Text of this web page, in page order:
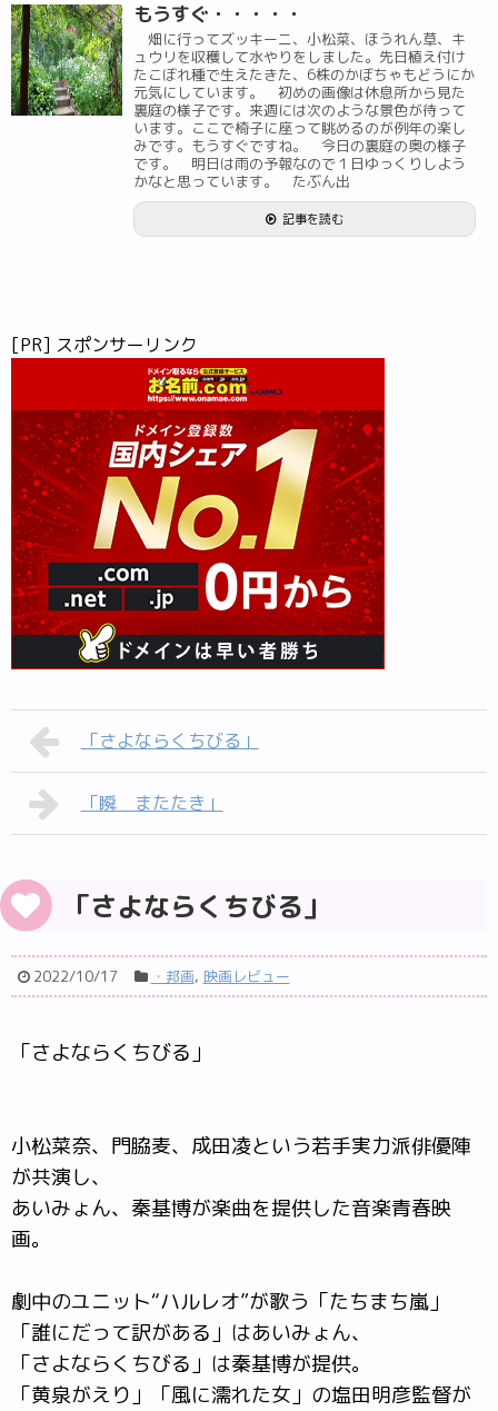
もうすぐ・・・・・
畑に行ってズッキーニ、小松菜、ほうれん草、キ
ュウリを収穫して水やりをしました。先日植え付け
たこぼれ種で生えたきた、6株のかぼちゃもどうにか
元気にしています。 初めの画像は休息所から見た
裏庭の様子です。来週には次のような景色が待って
います。ここで椅子に座って眺めるのが例年の楽し
みです。もうすぐですね。 今日の裏庭の奥の様子
です。 明日は雨の予報なので１日ゆっくりしよう
かなと思っています。 たぶん出
記事を読む
[PR] スポンサーリンク
「さよならくちびる」
「瞬 またたき」
「さよならくちびる」
2022/10/17 ・邦画, 映画レビュー
「さよならくちびる」
小松菜奈、門脇麦、成田凌という若手実力派俳優陣
が共演し、
あいみょん、秦基博が楽曲を提供した音楽青春映
画。
劇中のユニット“ハルレオ”が歌う「たちまち嵐」
「誰にだって訳がある」はあいみょん、
「さよならくちびる」は秦基博が提供。
「黄泉がえり」「風に濡れた女」の塩田明彦監督が